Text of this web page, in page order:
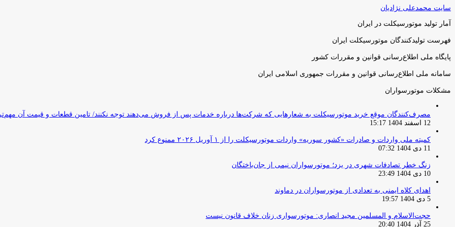
سایت محمدعلی نژادیان
آمار تولید موتورسیکلت در ایران
فهرست تولیدکنندگان موتورسیکلت ایران
پایگاه ملی اطلاع‌رسانی قوانین و مقررات کشور
سامانه ملی اطلاع‌رسانی قوانین و مقررات جمهوری اسلامی ایران
مشکلات موتورسواران
مصرف‌کنندگان موقع خرید موتورسیکلت به شعارهایی که شرکت‌ها درباره خدمات پس از فروش می‌دهند توجه نکنند/ تامین قطعات و قیمت آن
12 اسفند 1404 15:17
کمیته ملی واردات و صادرات «کشور سوریه» واردات موتورسیکلت را از ۱ آوریل ۲۰۲۶ ممنوع کرد
11 دی 1404 07:32
زنگ خطر تصادفات شهری در یزد؛ موتورسواران نیمی از جان‌باختگان
10 دی 1404 23:49
اهدای کلاه ایمنی به تعدادی از موتورسواران در دماوند
5 دی 1404 19:57
حجت‌الاسلام و المسلمین مجید انصاری: موتورسواری زنان خلاف قانون نیست
25 آذر 1404 20:40